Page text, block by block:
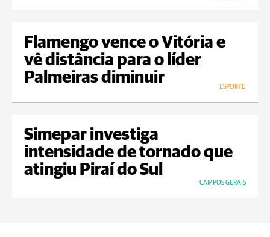
Flamengo vence o Vitória e
vê distância para o líder
Palmeiras diminuir
ESPORTE
Simepar investiga
intensidade de tornado que
atingiu Piraí do Sul
CAMPOS GERAIS